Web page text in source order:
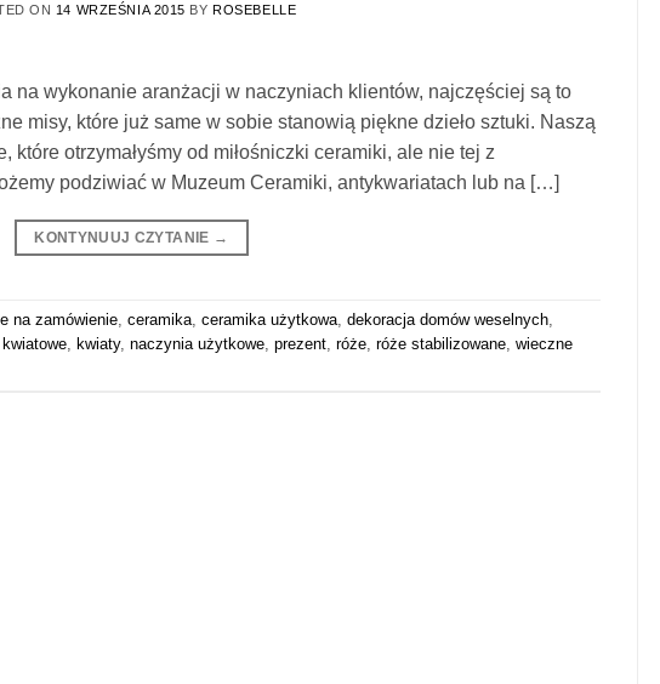
ON 14 WRZEŚNIA 2015 BYROSEBELLE
na wykonanie aranżacji w naczyniach klientów, najczęściej są to
misy, które już same w sobie stanowią piękne dzieło sztuki. Naszą
które otrzymałyśmy od miłośniczki ceramiki, ale nie tej z
podziwiać w Muzeum Ceramiki, antykwariatach lub na […]
KONTYNUUJ CZYTANIE →
na zamówienie, ceramika, ceramika użytkowa, dekoracja domów weselnych,
, kwiaty, naczynia użytkowe, prezent, róże, róże stabilizowane, wieczne